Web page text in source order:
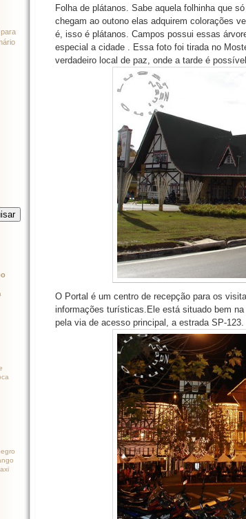
Folha de plátanos. Sabe aquela folhinha que
chegam ao outono elas adquirem colorações
é, isso é plátanos. Campos possui essas
especial a cidade . Essa foto foi tirada no
verdadeiro local de paz, onde a tarde é
O Portal é um centro de recepção para os
informações turísticas.Ele está situado bem
pela via de acesso principal, a estrada SP-123.